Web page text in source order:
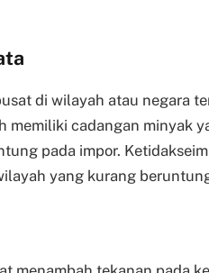
di wilayah atau negara
memiliki cadangan minyak
pada impor.
yang kurang